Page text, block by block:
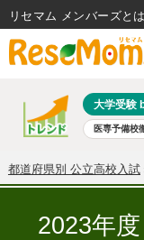
大学受験
医専予備校
共通テスト 夏休み
自由研究教材（小学生向け）
都道府県別 公立高校入試
2023年
リセマム メンバーズ